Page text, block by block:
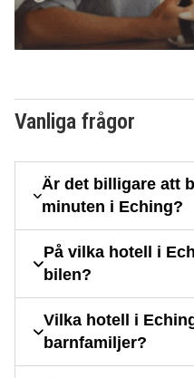
Vanliga frågor
Är det billigare att
minuten i Eching?
På vilka hotell i
bilen?
Vilka hotell i
barnfamiljer?